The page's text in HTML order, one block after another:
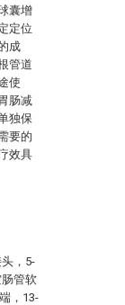
囊增
定位
成
管道
使
肠减
独保
要的
效具
，5-
管软
，13-